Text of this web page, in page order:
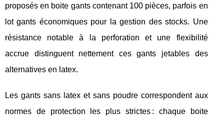
proposés en boite gants contenant 100 pièces, parfois en
lot gants économiques pour la gestion des stocks. Une
résistance notable à la perforation et une flexibilité
accrue distinguent nettement ces gants jetables des
alternatives en latex.
Les gants sans latex et sans poudre correspondent aux
normes de protection les plus strictes : chaque boite